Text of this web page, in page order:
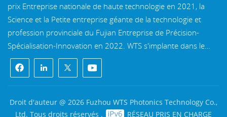
prix Entreprise nationale de haute technologie en 2021, la
Science et la Petite entreprise géante de la technologie et
profession provinciale du Fujian Entreprise de Précision-
Spécialisation-Innovation en 2022. WTS s'implante dans le
belle ville côtière du sud-est, Fuzhou, une célèbre ville optique
en Chine. WTS dispose de 11 000 mètres carrés de
bâtiments d'usine standardisés, un groupe d'un personnel
technique qualifié et d'un système de traitement optique
complet, système de revêtement, système d'assemblage et
Droit d'auteur @ 2026 Fuzhou WTS Photonics Technology Co.,
Ltd. Tous droits réservés .
RÉSEAU PRIS EN CHARGE